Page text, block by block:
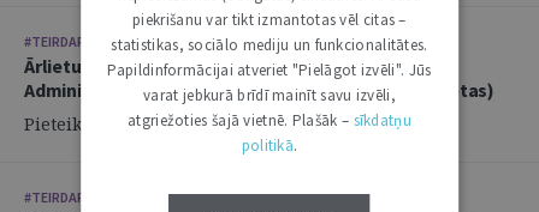
#TEIRDARBS
Ārlietu ministrija aicina savā komandā pievienoties
Administratīvi tiesiskās nodaļas juristu (2 amata vietas)
Pieteikšanās līdz: 14.06.2026.
#TEIRDARBS
piekrišanu var tikt izmantotas vēl citas –
statistikas, sociālo mediju un funkcionalitātes.
Papildinformācijai atveriet "Pielāgot izvēli". Jūs
varat jebkurā brīdī mainīt savu izvēli,
atgriežoties šajā vietnē. Plašāk – sīkdatņu
politikā.